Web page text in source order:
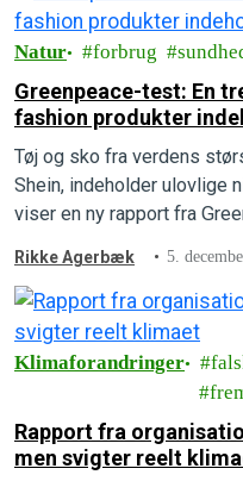
Natur forbrug
Greenpeace-test: En
fashion produkter
Tøj og sko fra verdens
Shein, indeholder ulovlige
viser en ny rapport fra
Rikke Agerbæk 5.
Klimaforandringer
Rapport fra
men svigter reelt